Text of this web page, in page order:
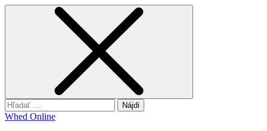
Hľadať:
Whed Online